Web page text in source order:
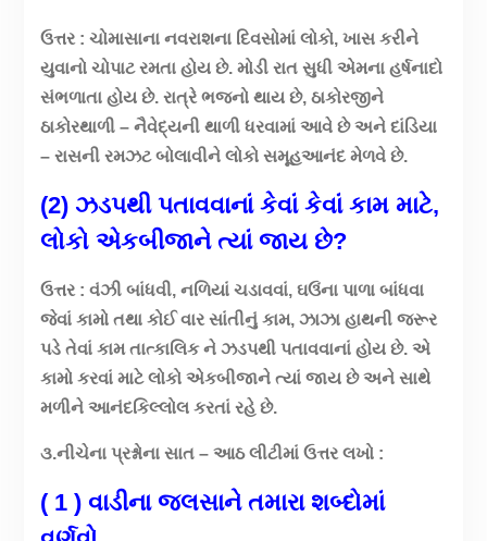
ઉત્તર : ચોમાસાના નવરાશના દિવસોમાં લોકો, ખાસ કરીને
યુવાનો ચોપાટ રમતા હોય છે. મોડી રાત સુધી એમના હર્ષનાદો
સંભળાતા હોય છે. રાત્રે ભજનો થાય છે, ઠાકોરજીને
ઠાકોરથાળી – નૈવેદ્યની થાળી ધરવામાં આવે છે અને દાંડિયા
– રાસની રમઝટ બોલાવીને લોકો સમૂહઆનંદ મેળવે છે.
(2) ઝડપથી પતાવવાનાં કેવાં કેવાં કામ માટે,
લોકો એકબીજાને ત્યાં જાય છે?
ઉત્તર : વંઝી બાંધવી, નળિયાં ચડાવવાં, ઘઉંના પાળા બાંધવા
જેવાં કામો તથા કોઈ વાર સાંતીનું કામ, ઝાઝા હાથની જરૂર
પડે તેવાં કામ તાત્કાલિક ને ઝડપથી પતાવવાનાં હોય છે. એ
કામો કરવાં માટે લોકો એકબીજાને ત્યાં જાય છે અને સાથે
મળીને આનંદકિલ્લોલ કરતાં રહે છે.
૩.નીચેના પ્રશ્નોના સાત – આઠ લીટીમાં ઉત્તર લખો :
( 1 ) વાડીના જલસાને તમારા શબ્દોમાં